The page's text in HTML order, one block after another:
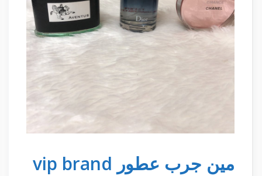
مين جرب عطور vip brand